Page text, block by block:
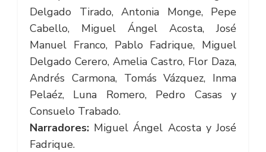
Delgado Tirado, Antonia Monge, Pepe
Cabello, Miguel Ángel Acosta, José
Manuel Franco, Pablo Fadrique, Miguel
Delgado Cerero, Amelia Castro, Flor Daza,
Andrés Carmona, Tomás Vázquez, Inma
Pelaéz, Luna Romero, Pedro Casas y
Consuelo Trabado.
Narradores: Miguel Ángel Acosta y José
Fadrique.